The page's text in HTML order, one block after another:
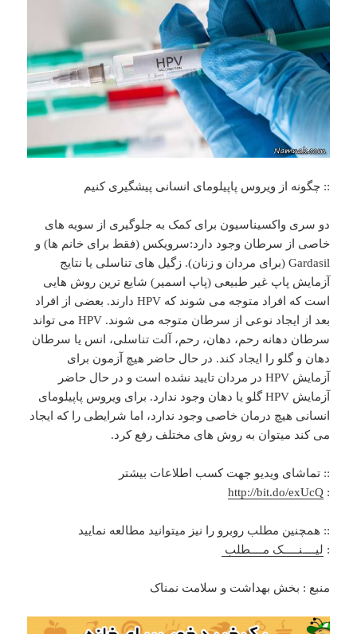
:: چگونه از ویروس پاپیلومای انسانی پیشگیری کنیم
دو سری واکسیناسیون برای کمک به جلوگیری از سویه های
خاصی از سرطان وجود دارد:سرویکس (فقط برای خانم ها) و
Gardasil (برای مردان و زنان). زگیل های تناسلی یا نتایج
آزمایش پاپ غیر طبیعی (پاپ اسمیر) شایع ترین روش هایی
است که افراد متوجه می شوند که HPV دارند. بعضی از افراد
بعد از ایجاد نوعی از سرطان متوجه می شوند. HPV می تواند
سرطان دهانه رحم، دهان، رحم، آلت تناسلی، انس یا سرطان
دهان و گلو را ایجاد کند. در حال حاضر هیچ آزمون برای
آزمایش HPV در مردان تایید نشده است و در حال حاضر
آزمایش HPV گلو یا دهان وجود ندارد. برای ویروس پاپیلومای
انسانی هیچ درمان خاصی وجود ندارد، اما شرایطی را که ایجاد
می کند میتوان به روش های مختلف رفع کرد.
:: تماشای ویدیو جهت کسب اطلاعات بیشتر
:
http://bit.do/exUcQ
:: همچنین مطلب روبرو را نیز میتوانید مطالعه نمایید
: لیــــنـــــک مــــطلب
منبع : بخش بهداشت و سلامت نمناک